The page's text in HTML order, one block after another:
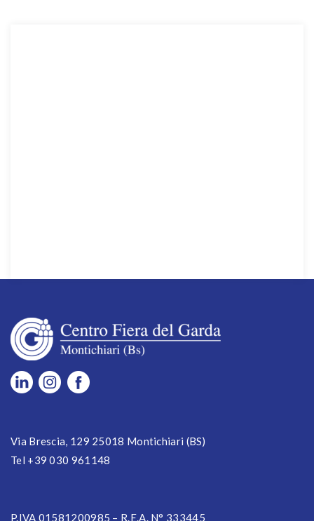
Via Brescia, 129 25018 Montichiari (BS)
Tel +39 030 961148
P.IVA 01581200985 – R.E.A. N° 333445